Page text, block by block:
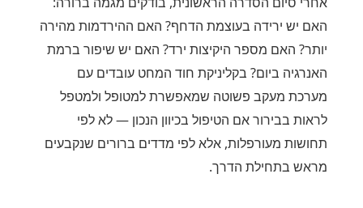
האם יש ירידה בעוצמת הדחף? האם ההירדמות מהירה
יותר? האם מספר היקיצות ירד? האם יש שיפור ברמת
האנרגיה ביום? בקליניקת חוד המחט עובדים עם
מערכת מעקב פשוטה שמאפשרת למטופל ולמטפל
לראות בבירור אם הטיפול בכיוון הנכון — לא לפי
תחושות מעורפלות, אלא לפי מדדים ברורים שנקבעים
מראש בתחילת הדרך.